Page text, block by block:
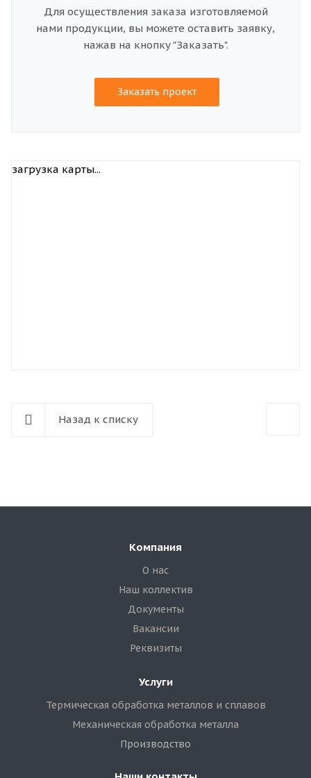
Для осуществления заказа изготовляемой
нами продукции, вы можете оставить заявку,
нажав на кнопку "Заказать".
Заказать проект
загрузка карты...
Назад к списку
Компания
О нас
Наш коллектив
Документы
Вакансии
Реквизиты
Услуги
Термическая обработка металлов и сплавов
Механическая обработка металла
Производство